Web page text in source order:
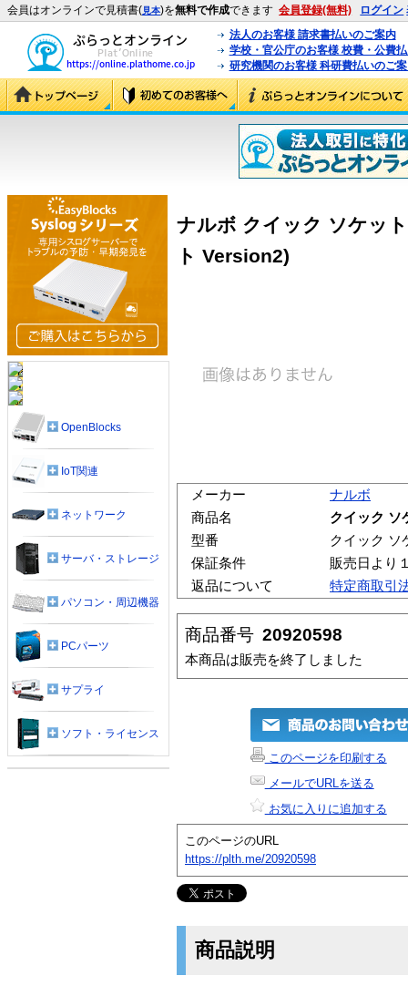
会員はオンラインで見積書(見本)を無料で作成できます 会員登録(無料) ログイン
法人のお客様 請求書払いのご案内
学校・官公庁のお客様 校費・公費
研究機関のお客様 科研費払いのご
ナルボ クイック ソケッ
ト Version2)
メーカー
ナルボ
商品名
クイック ソ
型番
クイック ソ
保証条件
販売日より
返品について
特定商取引
商品番号 20920598
本商品は販売を終了しました
このページを印刷する
メールでURLを送る
お気に入りに追加する
このページのURL
https://plth.me/20920598
商品説明
OpenBlocks
IoT関連
ネットワーク
サーバ・ストレージ
パソコン・周辺機器
PCパーツ
サプライ
ソフト・ライセンス